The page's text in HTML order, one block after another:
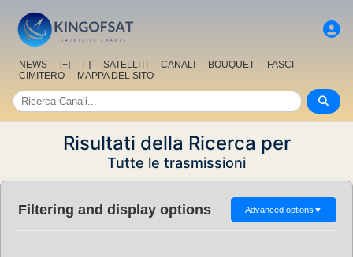
NEWS [+] [-] SATELLITI CANALI BOUQUET
FASCI
CIMITERO
MAPPA DEL SITO
Risultati della Ricerca per
Tutte le trasmissioni
Filtering and display options Advanced options ▼